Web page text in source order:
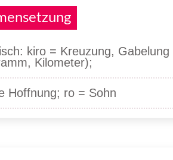
kiro = Kreuzung,
Kilometer);
Hoffnung; ro = Sohn